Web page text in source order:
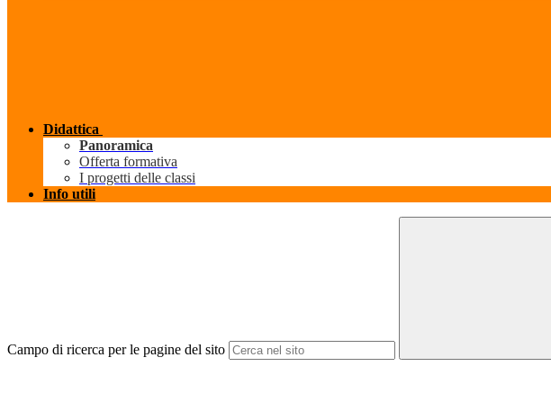
Didattica
Panoramica
Offerta formativa
I progetti delle classi
Info utili
Campo di ricerca per le pagine del sito